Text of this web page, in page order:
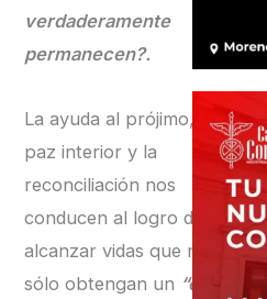
verdaderamente
permanecen?.
La ayuda al prójimo, la
paz interior y la
reconciliación nos
conducen al logro de
alcanzar vidas que no
sólo obtengan un “éxito”